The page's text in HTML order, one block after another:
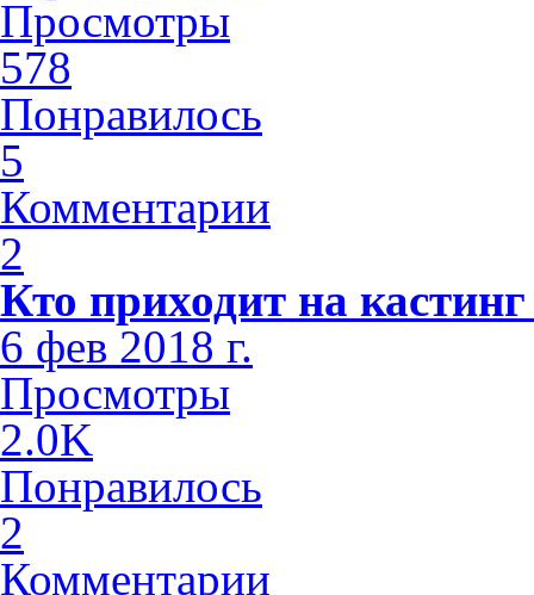
Просмотры
578
Понравилось
5
Комментарии
2
Кто приходит на
6 фев 2018 г.
Просмотры
2.0K
Понравилось
2
Комментарии